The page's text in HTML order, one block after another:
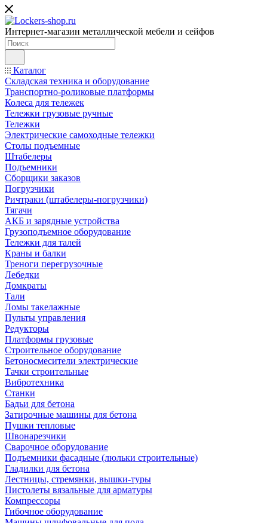
Интернет-магазин металлической мебели и сейфов
Каталог
Складская техника и оборудование
Транспортно-роликовые платформы
Колеса для тележек
Тележки грузовые ручные
Тележки
Электрические самоходные тележки
Столы подъемные
Штабелеры
Подъемники
Сборщики заказов
Погрузчики
Ричтраки (штабелеры-погрузчики)
Тягачи
АКБ и зарядные устройства
Грузоподъемное оборудование
Тележки для талей
Краны и балки
Треноги перегрузочные
Лебедки
Домкраты
Тали
Ломы такелажные
Пульты управления
Редукторы
Платформы грузовые
Строительное оборудование
Бетоносмесители электрические
Тачки строительные
Вибротехника
Станки
Бадьи для бетона
Затирочные машины для бетона
Пушки тепловые
Швонарезчики
Сварочное оборудование
Подъемники фасадные (люльки строительные)
Гладилки для бетона
Лестницы, стремянки, вышки-туры
Пистолеты вязальные для арматуры
Компрессоры
Гибочное оборудование